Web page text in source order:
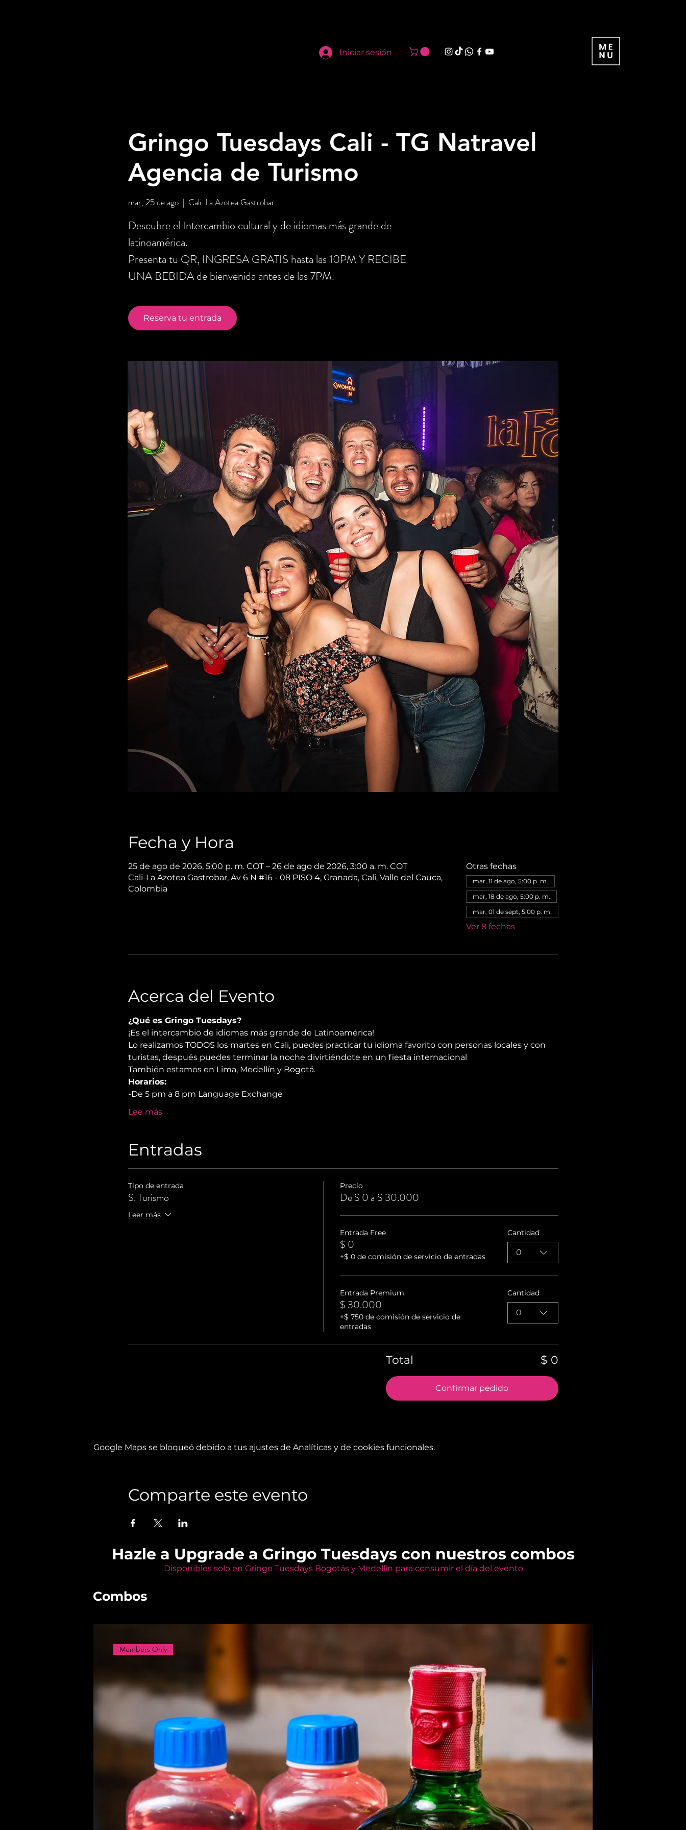
Iniciar sesión
Gringo Tuesdays Cali - TG Natravel
Agencia de Turismo
mar, 25 de ago
  |
Cali-La Azotea Gastrobar
Descubre el Intercambio cultural y de idiomas más grande de
latinoamérica.
Presenta tu QR, INGRESA GRATIS hasta las 10PM Y RECIBE
UNA BEBIDA de bienvenida antes de las 7PM.
Reserva tu entrada
Fecha y Hora
25 de ago de 2026, 5:00 p. m. COT – 26 de ago de 2026, 3:00 a. m. COT
Cali-La Azotea Gastrobar, Av 6 N #16 - 08 PISO 4, Granada, Cali, Valle del Cauca,
Colombia
Otras fechas
mar, 11 de ago, 5:00 p. m.
mar, 18 de ago, 5:00 p. m.
mar, 01 de sept, 5:00 p. m.
Ver 8 fechas
Acerca del Evento
¿Qué es Gringo Tuesdays?
¡Es el intercambio de idiomas más grande de Latinoamérica!
Lo realizamos TODOS los martes en Cali, puedes practicar tu idioma favorito con personas locales y con
turistas, después puedes terminar la noche divirtiéndote en un fiesta internacional
También estamos en Lima, Medellín y Bogotá.
Horarios:
-De 5 pm a 8 pm Language Exchange
Lee más
Entradas
Tipo de entrada
S. Turismo
Leer más
Precio
De $ 0 a $ 30.000
Entrada Free
$ 0
+$ 0 de comisión de servicio de entradas
Cantidad
0
Entrada Premium
$ 30.000
+$ 750 de comisión de servicio de
entradas
Cantidad
0
Total $ 0
Confirmar pedido
Google Maps se bloqueó debido a tus ajustes de Analíticas y de cookies funcionales.
Comparte este evento
Hazle a Upgrade a Gringo Tuesdays con nuestros combos
Disponibles solo en Gringo Tuesdays Bogotás y Medellín para consumir el día del evento.
Combos
Members Only